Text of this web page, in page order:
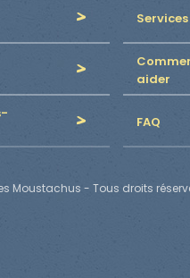
Services
aider
FAQ
Moustachus - Tous droits